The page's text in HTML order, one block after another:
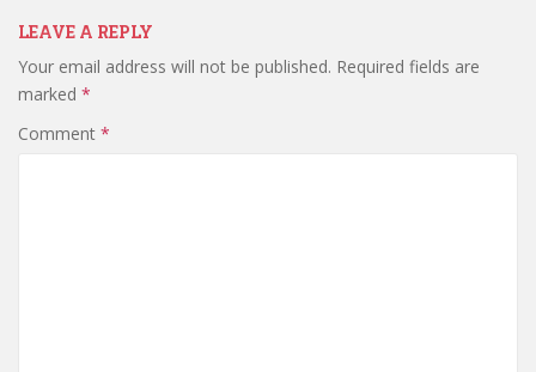
LEAVE A REPLY
Your email address will not be published. Required fields are
marked *
Comment *